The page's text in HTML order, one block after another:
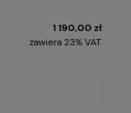
1 190,00 zł
zawiera 23% VAT